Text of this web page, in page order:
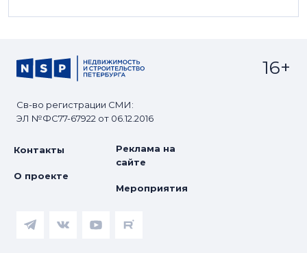
Св-во регистрации СМИ:
ЭЛ №ФС77-67922 от 06.12.2016
16+
Контакты
О проекте
Реклама на
сайте
Мероприятия